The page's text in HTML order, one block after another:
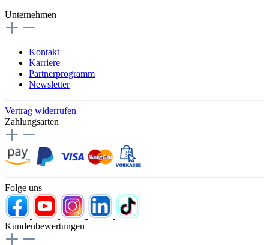
Unternehmen
Kontakt
Karriere
Partnerprogramm
Newsletter
Vertrag widerrufen
Zahlungsarten
Folge uns
Kundenbewertungen